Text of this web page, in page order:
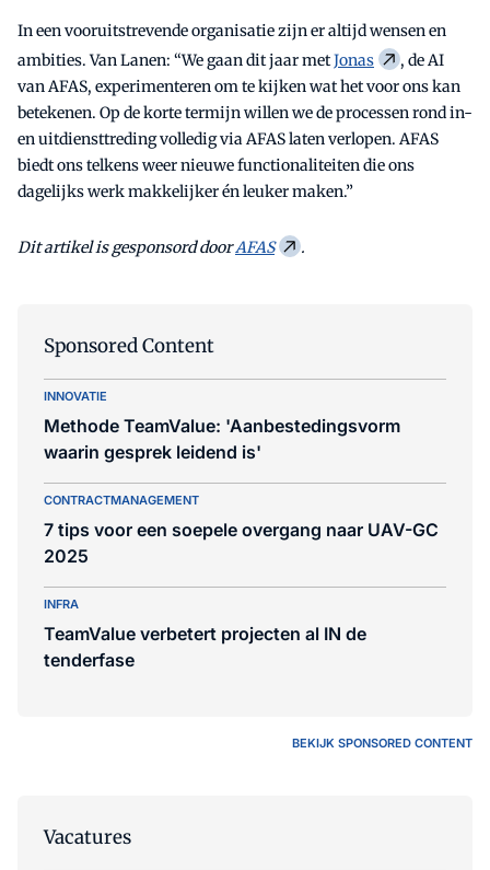
In een vooruitstrevende organisatie zijn er altijd wensen en
ambities. Van Lanen: “We gaan dit jaar metJonas
, de AI
van AFAS, experimenteren om te kijken wat het voor ons kan
betekenen. Op de korte termijn willen we de processen rond in-
en uitdiensttreding volledig via AFAS laten verlopen. AFAS
biedt ons telkens weer nieuwe functionaliteiten die ons
dagelijks werk makkelijker én leuker maken.”
Dit artikel is gesponsord doorAFAS .
Sponsored Content
INNOVATIE
Methode TeamValue: 'Aanbestedingsvorm
waarin gesprek leidend is'
CONTRACTMANAGEMENT
7 tips voor een soepele overgang naar UAV-GC
2025
INFRA
TeamValue verbetert projecten al IN de
tenderfase
BEKIJK SPONSORED CONTENT
Vacatures